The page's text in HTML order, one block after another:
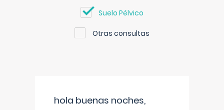
Suelo Pélvico
Otras consultas
hola buenas noches,